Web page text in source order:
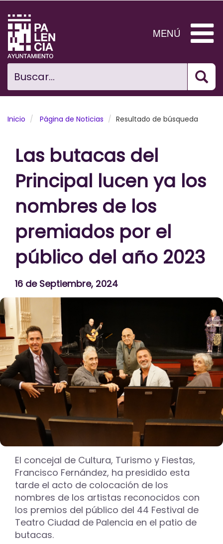
contenido
principal
Buscar...
MENÚ
Ciudad
El Ayuntamiento
Noticias
Areas municipales
Tramita
Inicio Página de Noticias Resultado de búsqueda
Las butacas del
Principal lucen ya los
nombres de los
premiados por el
público del año 2023
16 de Septiembre, 2024
El concejal de Cultura, Turismo y Fiestas,
Francisco Fernández, ha presidido esta
tarde el acto de colocación de los
nombres de los artistas reconocidos con
los premios del público del 44 Festival de
Teatro Ciudad de Palencia en el patio de
butacas.